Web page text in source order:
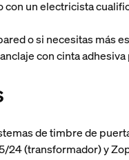
un electricista
o si necesitas más
con cinta
de timbre de
24 (transformador) y